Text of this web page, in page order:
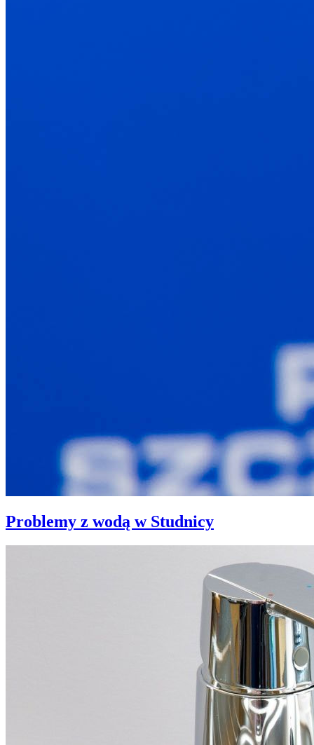
Problemy z wodą w Studnicy